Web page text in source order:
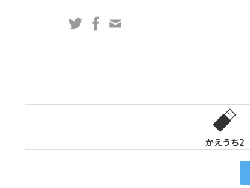
ス
TwitterFacebook
かえうち2